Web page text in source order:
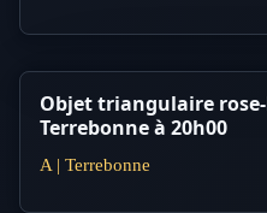
Objet triangulaire
Terrebonne à 20h00
A | Terrebonne